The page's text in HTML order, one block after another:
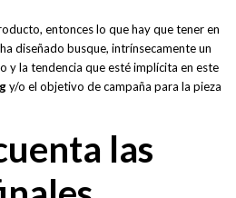
entonces lo que hay que tener en
diseñado busque, intrínsecamente un
y la tendencia que esté implícita en este
y/o el objetivo de campaña para la pieza
las